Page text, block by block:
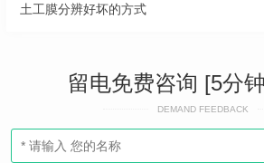
土工膜分辨好坏的方式
留电免费咨询 [5分
DEMAND FEEDBACK